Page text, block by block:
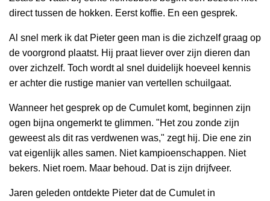
direct tussen de hokken. Eerst koffie. En een gesprek.
Al snel merk ik dat Pieter geen man is die zichzelf graag op
de voorgrond plaatst. Hij praat liever over zijn dieren dan
over zichzelf. Toch wordt al snel duidelijk hoeveel kennis
er achter die rustige manier van vertellen schuilgaat.
Wanneer het gesprek op de Cumulet komt, beginnen zijn
ogen bijna ongemerkt te glimmen. "Het zou zonde zijn
geweest als dit ras verdwenen was," zegt hij. Die ene zin
vat eigenlijk alles samen. Niet kampioenschappen. Niet
bekers. Niet roem. Maar behoud. Dat is zijn drijfveer.
Jaren geleden ontdekte Pieter dat de Cumulet in